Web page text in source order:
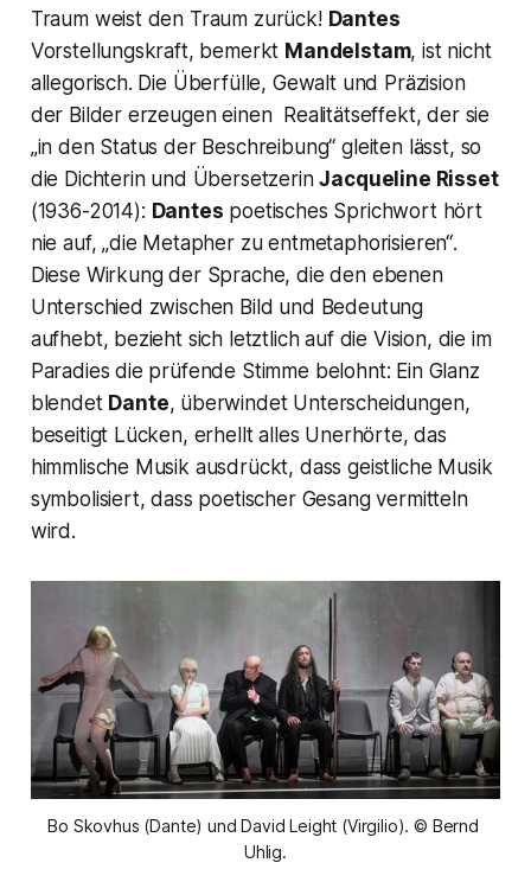
Traum weist den Traum zurück! Dantes
Vorstellungskraft, bemerkt Mandelstam, ist nicht
allegorisch. Die Überfülle, Gewalt und Präzision
der Bilder erzeugen einen Realitätseffekt, der sie
„in den Status der Beschreibung“ gleiten lässt, so
die Dichterin und ÜbersetzerinJacqueline Risset
(1936-2014): Dantes poetisches Sprichwort hört
nie auf,„die Metapher zu entmetaphorisieren“.
Diese Wirkung der Sprache, die den ebenen
Unterschied zwischen Bild und Bedeutung
aufhebt, bezieht sich letztlich auf die Vision, die im
Paradies die prüfende Stimme belohnt: Ein Glanz
blendet Dante, überwindet Unterscheidungen,
beseitigt Lücken, erhellt alles Unerhörte, das
himmlische Musik ausdrückt, dass geistliche Musik
symbolisiert, dass poetischer Gesang vermitteln
wird.
Bo Skovhus (Dante) und David Leight (Virgilio). © Bernd
Uhlig.